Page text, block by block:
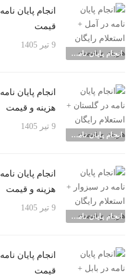
انجام پایان نامه شهرها
انجام پایان
قیمت
9 تیر 1405
انجام پایان نامه شهرها
انجام پایان
هزینه و قیمت
9 تیر 1405
انجام پایان نامه شهرها
انجام پایان
هزینه و قیمت
9 تیر 1405
انجام پایان
قیمت